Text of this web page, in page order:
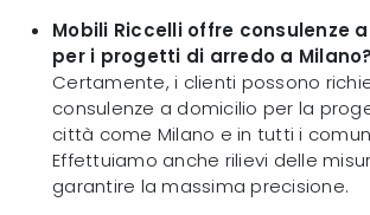
Mobili Riccelli offre consulenze
per i progetti di arredo a Milano?
Certamente, i clienti possono
consulenze a domicilio per la
città come Milano e in tutti i
Effettuiamo anche rilievi delle
garantire la massima precisione.